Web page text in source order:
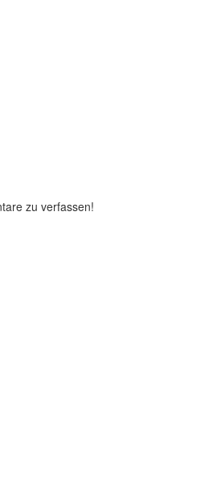
zu verfassen!